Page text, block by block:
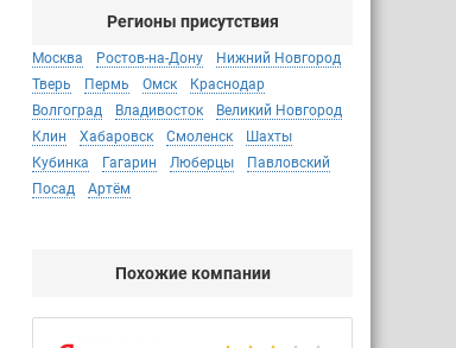
Регионы присутствия
Москва Ростов-на-Дону
Нижний Новгород
Тверь
Пермь Омск
Краснодар
Волгоград
Владивосток
Великий Новгород
Клин
Хабаровск Смоленск
Шахты
Кубинка
Гагарин Люберцы
Павловский
Посад
Артём
Похожие компании